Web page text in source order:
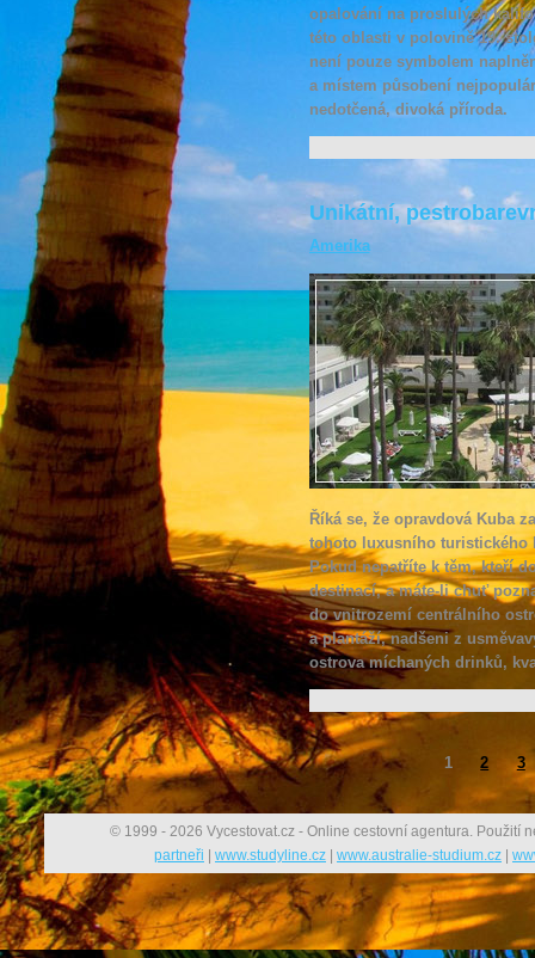
opalování na proslulých
této oblasti v polovině 19.
není pouze symbolem
a místem působení
nedotčená, divoká příroda.
Unikátní,
Amerika
Říká se, že opravdová Kuba
tohoto luxusního turistického
Pokud nepatříte k těm, kteří
destinací, a máte-li chuť
do vnitrozemí centrálního
a plantáží, nadšeni z
ostrova míchaných drinků,
1 2 3
© 1999 - 2026 Vycestovat.cz - Online cestovní agentura. Použití
partneři | www.studyline.cz | www.australie-studium.cz |